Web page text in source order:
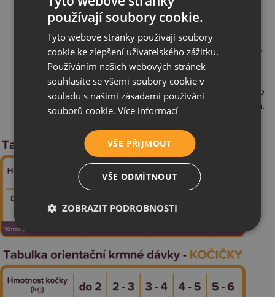
Vyrobeno v ČR:Poctivá lokální výroba.
Složení:
Jehněčí maso 85 %, vývar 15 %.
Analytické složení:
Hrubý protein 13 %, hrubý tuk 7,5 %,
hrubý popel 4,5 %, vlhkost 75 %.
Dávkování:
Tabulky dávkování viz níže.
Skladování:
Na suchém a temném místě při 5–25 °C. Po
otevření uzavřete v chladničce a spotřebujte do 48 hodin.
používají soubory cookie.
Tyto webové stránky používají soubory
cookie ke zlepšení uživatelského zážitku.
Používáním našich webových stránek
souhlasíte se všemi soubory cookie v
souladu s našimi zásadami používání
souborů cookie.Více informací
VŠE PŘIJMOUT
VŠE ODMÍTNOUT
ZOBRAZIT PODROBNOSTI